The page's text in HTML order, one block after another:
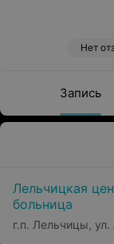
Нет
Запись
Лельчицкая
больница
г.п. Лельчицы,